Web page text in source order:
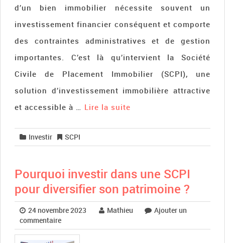
d’un bien immobilier nécessite souvent un
investissement financier conséquent et comporte
des contraintes administratives et de gestion
importantes. C’est là qu’intervient la Société
Civile de Placement Immobilier (SCPI), une
solution d’investissement immobilière attractive
et accessible à … Lire la suite­­
Investir SCPI
Pourquoi investir dans une SCPI
pour diversifier son patrimoine ?
24 novembre 2023 Mathieu
Ajouter un
commentaire